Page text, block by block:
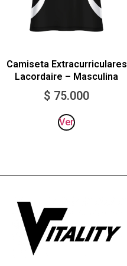
Camiseta Extracurriculares
Lacordaire – Masculina
$ 75.000
Ver